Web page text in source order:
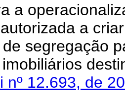
a
a
segregação
imobiliários
nº 12.693, de